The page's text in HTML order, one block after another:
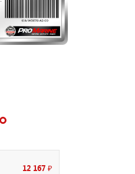
12 167 ₽